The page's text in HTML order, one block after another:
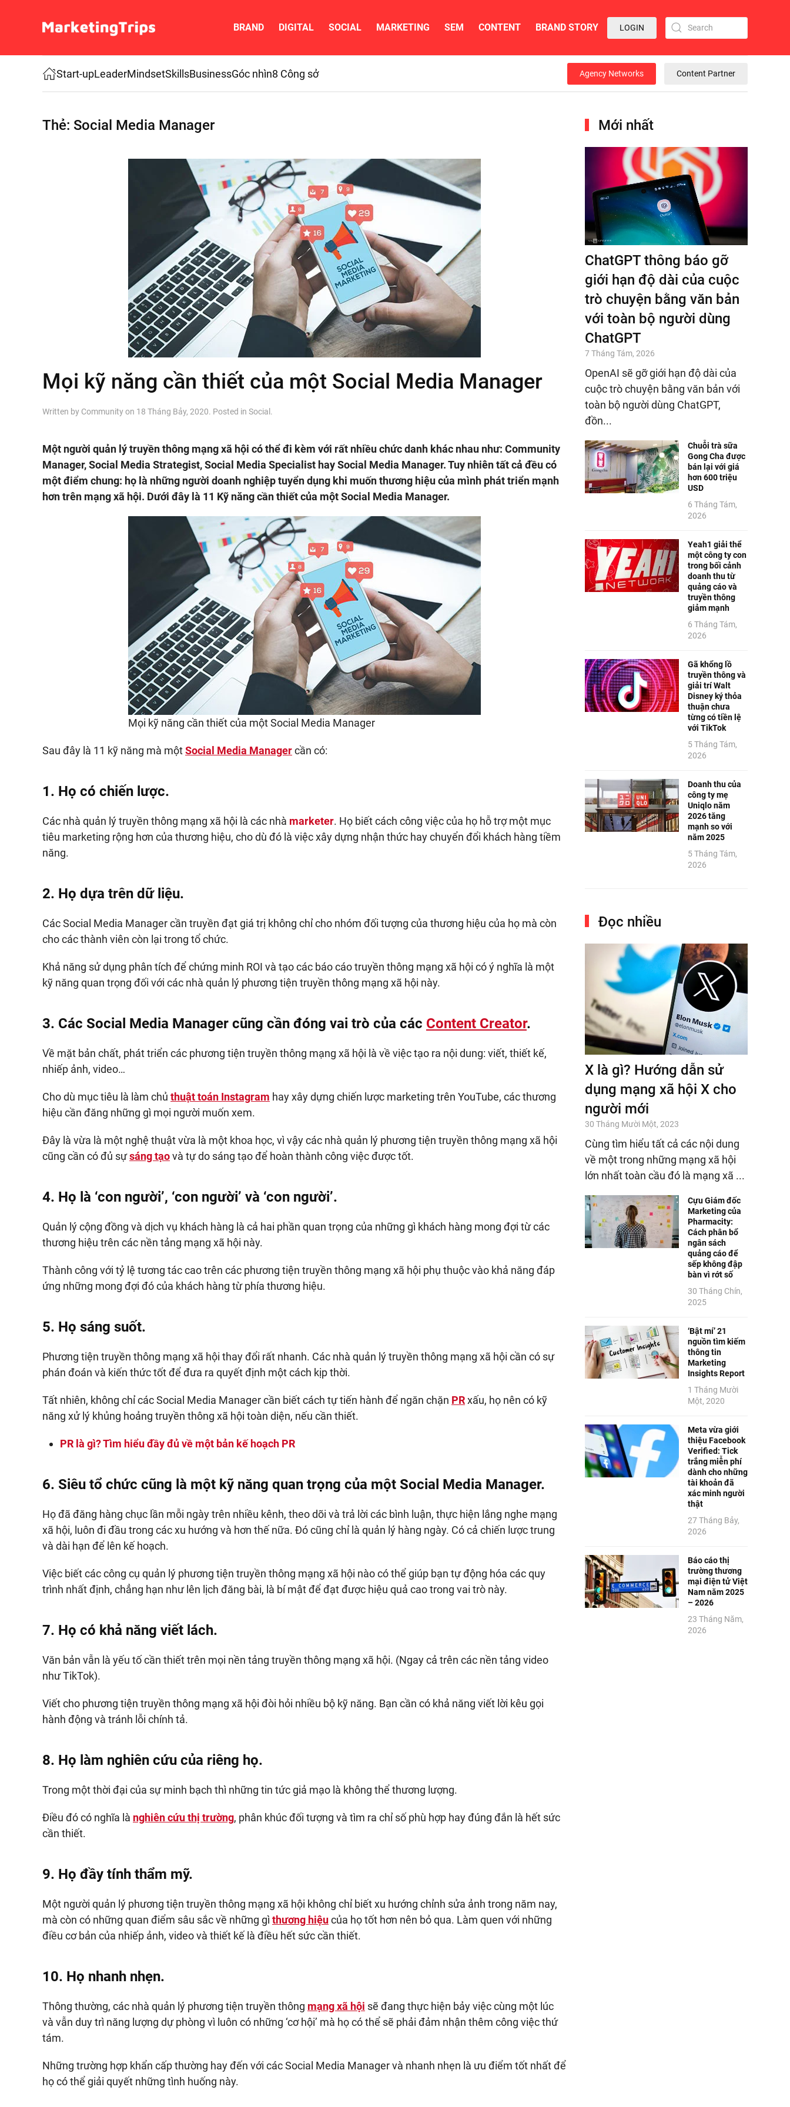
Skip to main content
BRAND DIGITAL SOCIAL MARKETING SEM CONTENT BRAND STORY LOGIN
Start-upLeaderMindsetSkillsBusinessGóc nhìn8 Công sở Agency Networks Content Partner
Thẻ: Social Media Manager
Mọi kỹ năng cần thiết của một Social Media Manager
Written by Communityon 18 Tháng Bảy, 2020. Posted in Social .
Một người quản lý truyền thông mạng xã hội có thể đi kèm với rất nhiều chức danh khác nhau như: Community
Manager, Social Media Strategist, Social Media Specialist hay Social Media Manager. Tuy nhiên tất cả đều có
một điểm chung: họ là những người doanh nghiệp tuyển dụng khi muốn thương hiệu của mình phát triển mạnh
hơn trên mạng xã hội. Dưới đây là 11 Kỹ năng cần thiết của một Social Media Manager.
Mọi kỹ năng cần thiết của một Social Media Manager
Sau đây là 11 kỹ năng mà mộtSocial Media Managercần có:
1. Họ có chiến lược.
Các nhà quản lý truyền thông mạng xã hội là các nhà marketer. Họ biết cách công việc của họ hỗ trợ một mục
tiêu marketing rộng hơn của thương hiệu, cho dù đó là việc xây dựng nhận thức hay chuyển đổi khách hàng tiềm
năng.
2. Họ dựa trên dữ liệu.
Các Social Media Manager cần truyền đạt giá trị không chỉ cho nhóm đối tượng của thương hiệu của họ mà còn
cho các thành viên còn lại trong tổ chức.
Khả năng sử dụng phân tích để chứng minh ROI và tạo các báo cáo truyền thông mạng xã hội có ý nghĩa là một
kỹ năng quan trọng đối với các nhà quản lý phương tiện truyền thông mạng xã hội này.
3. Các Social Media Manager cũng cần đóng vai trò của các Content Creator.
Về mặt bản chất, phát triển các phương tiện truyền thông mạng xã hội là về việc tạo ra nội dung: viết, thiết kế,
nhiếp ảnh, video…
Cho dù mục tiêu là làm chủ thuật toán Instagram hay xây dựng chiến lược marketing trên YouTube, các thương
hiệu cần đăng những gì mọi người muốn xem.
Đây là vừa là một nghệ thuật vừa là một khoa học, vì vậy các nhà quản lý phương tiện truyền thông mạng xã hội
cũng cần có đủ sựsáng tạovà tự do sáng tạo để hoàn thành công việc được tốt.
4. Họ là ‘con người’, ‘con người’ và ‘con người’.
Quản lý cộng đồng và dịch vụ khách hàng là cả hai phần quan trọng của những gì khách hàng mong đợi từ các
thương hiệu trên các nền tảng mạng xã hội này.
Thành công với tỷ lệ tương tác cao trên các phương tiện truyền thông mạng xã hội phụ thuộc vào khả năng đáp
ứng những mong đợi đó của khách hàng từ phía thương hiệu.
5. Họ sáng suốt.
Phương tiện truyền thông mạng xã hội thay đổi rất nhanh. Các nhà quản lý truyền thông mạng xã hội cần có sự
phán đoán và kiến ​​thức tốt để đưa ra quyết định một cách kịp thời.
Tất nhiên, không chỉ các Social Media Manager cần biết cách tự tiến hành để ngăn chặn PRxấu, họ nên có kỹ
năng xử lý khủng hoảng truyền thông xã hội toàn diện, nếu cần thiết.
PR là gì? Tìm hiểu đầy đủ về một bản kế hoạch PR
6. Siêu tổ chức cũng là một kỹ năng quan trọng của một Social Media Manager.
Họ đã đăng hàng chục lần mỗi ngày trên nhiều kênh, theo dõi và trả lời các bình luận, thực hiện lắng nghe mạng
xã hội, luôn đi đầu trong các xu hướng và hơn thế nữa. Đó cũng chỉ là quản lý hàng ngày. Có cả chiến lược trung
và dài hạn để lên kế hoạch.
Việc biết các công cụ quản lý phương tiện truyền thông mạng xã hội nào có thể giúp bạn tự động hóa các quy
trình nhất định, chẳng hạn như lên lịch đăng bài, là bí mật để đạt được hiệu quả cao trong vai trò này.
7. Họ có khả năng viết lách.
Văn bản vẫn là yếu tố cần thiết trên mọi nền tảng truyền thông mạng xã hội. (Ngay cả trên các nền tảng video
như TikTok).
Viết cho phương tiện truyền thông mạng xã hội đòi hỏi nhiều bộ kỹ năng. Bạn cần có khả năng viết lời kêu gọi
hành động và tránh lỗi chính tả.
8. Họ làm nghiên cứu của riêng họ.
Trong một thời đại của sự minh bạch thì những tin tức giả mạo là không thể thương lượng.
Điều đó có nghĩa là nghiên cứu thị trường, phân khúc đối tượng và tìm ra chỉ số phù hợp hay đúng đắn là hết sức
cần thiết.
9. Họ đầy tính thẩm mỹ.
Một người quản lý phương tiện truyền thông mạng xã hội không chỉ biết xu hướng chỉnh sửa ảnh trong năm nay,
mà còn có những quan điểm ​​sâu sắc về những gì thương hiệucủa họ tốt hơn nên bỏ qua. Làm quen với những
điều cơ bản của nhiếp ảnh, video và thiết kế là điều hết sức cần thiết.
10. Họ nhanh nhẹn.
Thông thường, các nhà quản lý phương tiện truyền thông mạng xã hội sẽ đang thực hiện bảy việc cùng một lúc
và vẫn duy trì năng lượng dự phòng vì luôn có những ‘cơ hội’ mà họ có thể sẽ phải đảm nhận thêm công việc thứ
tám.
Những trường hợp khẩn cấp thường hay đến với các Social Media Manager và nhanh nhẹn là ưu điểm tốt nhất để
họ có thể giải quyết những tình huống này.
Mới nhất
ChatGPT thông báo gỡ
giới hạn độ dài của cuộc
trò chuyện bằng văn bản
với toàn bộ người dùng
ChatGPT
7 Tháng Tám, 2026
OpenAI sẽ gỡ giới hạn độ dài của
cuộc trò chuyện bằng văn bản với
toàn bộ người dùng ChatGPT,
đồn...
Chuỗi trà sữa
Gong Cha được
bán lại với giá
hơn 600 triệu
USD
6 Tháng Tám,
2026
Yeah1 giải thể
một công ty con
trong bối cảnh
doanh thu từ
quảng cáo và
truyền thông
giảm mạnh
6 Tháng Tám,
2026
Gã khổng lồ
truyền thông và
giải trí Walt
Disney ký thỏa
thuận chưa
từng có tiền lệ
với TikTok
5 Tháng Tám,
2026
Doanh thu của
công ty mẹ
Uniqlo năm
2026 tăng
mạnh so với
năm 2025
5 Tháng Tám,
2026
Đọc nhiều
X là gì? Hướng dẫn sử
dụng mạng xã hội X cho
người mới
30 Tháng Mười Một, 2023
Cùng tìm hiểu tất cả các nội dung
về một trong những mạng xã hội
lớn nhất toàn cầu đó là mạng xã ...
Cựu Giám đốc
Marketing của
Pharmacity:
Cách phân bổ
ngân sách
quảng cáo để
sếp không đập
bàn vì rớt số
30 Tháng Chín,
2025
‘Bật mí’ 21
nguồn tìm kiếm
thông tin
Marketing
Insights Report
1 Tháng Mười
Một, 2020
Meta vừa giới
thiệu Facebook
Verified: Tick
trắng miễn phí
dành cho những
tài khoản đã
xác minh người
thật
27 Tháng Bảy,
2026
Báo cáo thị
trường thương
mại điện tử Việt
Nam năm 2025
– 2026
23 Tháng Năm,
2026